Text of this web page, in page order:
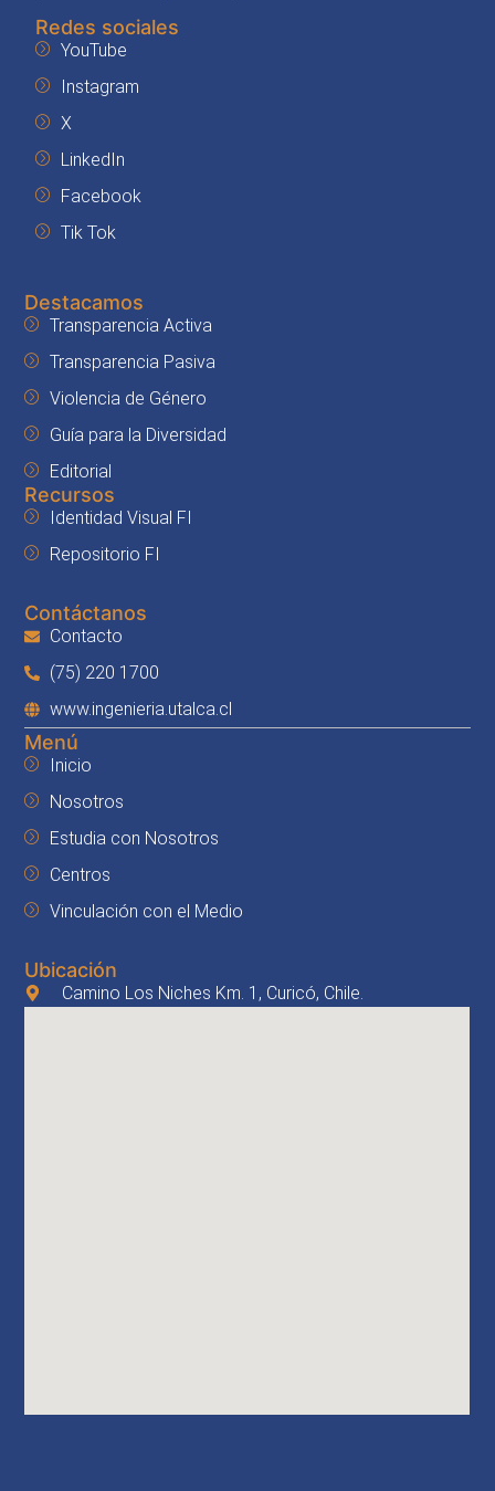
Redes sociales
YouTube
Instagram
X
LinkedIn
Facebook
Tik Tok
Destacamos
Transparencia Activa
Transparencia Pasiva
Violencia de Género
Guía para la Diversidad
Editorial
Recursos
Identidad Visual FI
Repositorio FI
Contáctanos
Contacto
(75) 220 1700
www.ingenieria.utalca.cl
Menú
Inicio
Nosotros
Estudia con Nosotros
Centros
Vinculación con el Medio
Ubicación
Camino Los Niches Km. 1, Curicó, Chile.